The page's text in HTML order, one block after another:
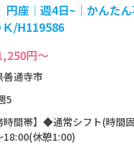
円座│週4日~│かんた
/H119586
円～
善通寺市
5
時間帯】◆通常シフト(時間
18:00(休憩1:00)